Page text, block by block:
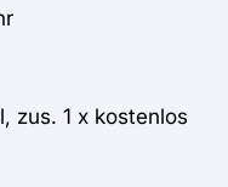
zus. 1 x kostenlos